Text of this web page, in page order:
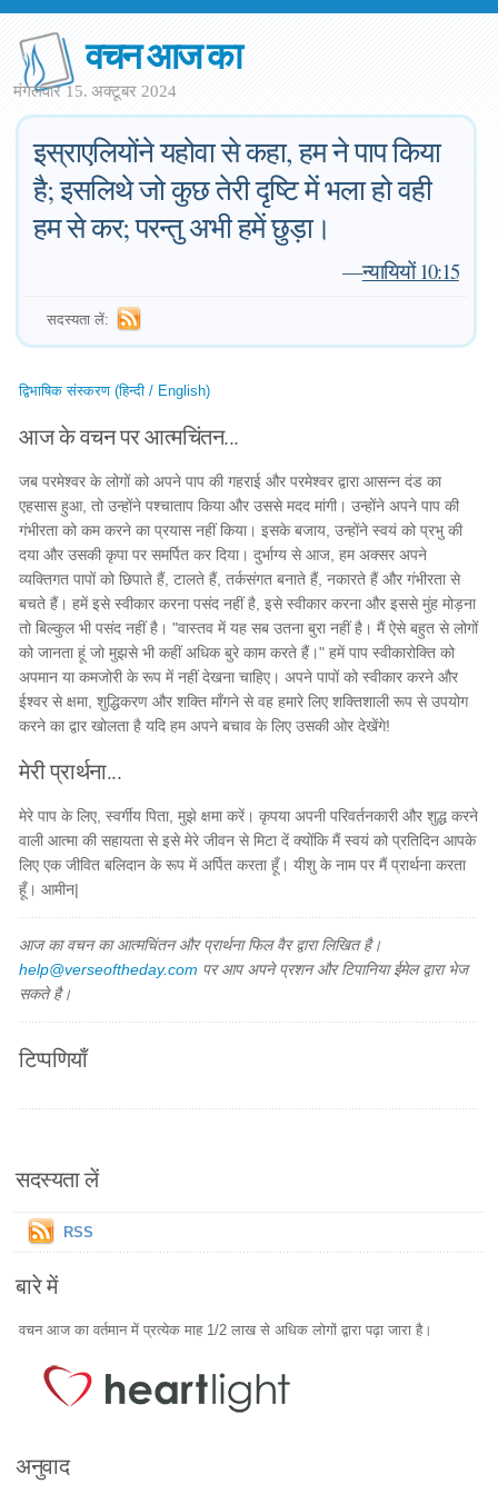
वचन आज का
मंगलवार 15. अक्टूबर 2024
इस्राएलियोंने यहोवा से कहा, हम ने पाप किया
है; इसलिथे जो कुछ तेरी दृष्टि में भला हो वही
हम से कर; परन्तु अभी हमें छुड़ा।
—न्यायियों 10:15
सदस्यता लें:
द्विभाषिक संस्करण (हिन्दी / English)
आज के वचन पर आत्मचिंतन...
जब परमेश्वर के लोगों को अपने पाप की गहराई और परमेश्वर द्वारा आसन्न दंड का
एहसास हुआ, तो उन्होंने पश्चाताप किया और उससे मदद मांगी। उन्होंने अपने पाप की
गंभीरता को कम करने का प्रयास नहीं किया। इसके बजाय, उन्होंने स्वयं को प्रभु की
दया और उसकी कृपा पर समर्पित कर दिया। दुर्भाग्य से आज, हम अक्सर अपने
व्यक्तिगत पापों को छिपाते हैं, टालते हैं, तर्कसंगत बनाते हैं, नकारते हैं और गंभीरता से
बचते हैं। हमें इसे स्वीकार करना पसंद नहीं है, इसे स्वीकार करना और इससे मुंह मोड़ना
तो बिल्कुल भी पसंद नहीं है। "वास्तव में यह सब उतना बुरा नहीं है। मैं ऐसे बहुत से लोगों
को जानता हूं जो मुझसे भी कहीं अधिक बुरे काम करते हैं।" हमें पाप स्वीकारोक्ति को
अपमान या कमजोरी के रूप में नहीं देखना चाहिए। अपने पापों को स्वीकार करने और
ईश्वर से क्षमा, शुद्धिकरण और शक्ति माँगने से वह हमारे लिए शक्तिशाली रूप से उपयोग
करने का द्वार खोलता है यदि हम अपने बचाव के लिए उसकी ओर देखेंगे!
मेरी प्रार्थना...
मेरे पाप के लिए, स्वर्गीय पिता, मुझे क्षमा करें। कृपया अपनी परिवर्तनकारी और शुद्ध करने
वाली आत्मा की सहायता से इसे मेरे जीवन से मिटा दें क्योंकि मैं स्वयं को प्रतिदिन आपके
लिए एक जीवित बलिदान के रूप में अर्पित करता हूँ। यीशु के नाम पर मैं प्रार्थना करता
हूँ। आमीन|
आज का वचन का आत्मचिंतन और प्रार्थना फिल वैर द्वारा लिखित है।
help@verseoftheday.com पर आप अपने प्रशन और टिपानिया ईमेल द्वारा भेज
सकते है।
टिप्पणियाँ
सदस्यता लें
RSS
बारे में
वचन आज का वर्तमान में प्रत्येक माह 1/2 लाख से अधिक लोगों द्वारा पढ़ा जारा है।
अनुवाद